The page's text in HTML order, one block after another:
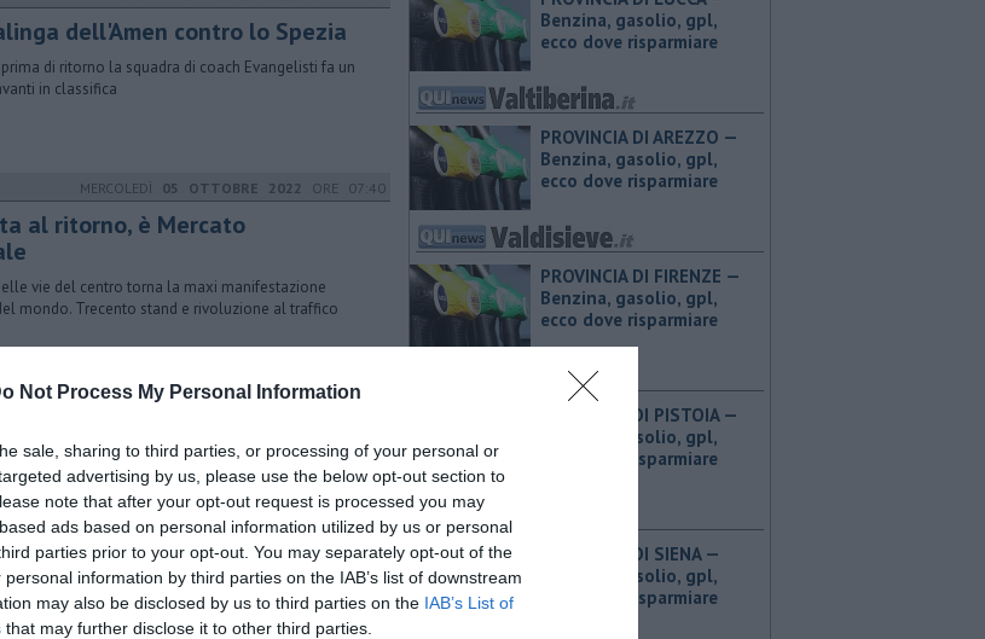
Not Process My Personal Information
sale, sharing to third parties, or processing of your personal or
advertising by us, please use the below opt-out section to
note that after your opt-out request is processed you may
ads based on personal information utilized by us or personal
parties prior to your opt-out. You may separately opt-out of the
information by third parties on the IAB’s list of downstream
may also be disclosed by us to third parties on the IAB’s List of
that may further disclose it to other third parties.
dell'Amen contro lo Spezia
di ritorno la squadra di coach Evangelisti fa un
in classifica
MERCOLEDÌ 05 OTTOBRE 2022 ORE 07:40
al ritorno, è Mercato
vie del centro torna la maxi manifestazione
mondo. Trecento stand e rivoluzione al traffico
MERCOLEDÌ 26 OTTOBRE 2022 ORE 18:45
a Settembre con indice di affidabilità tale da
anche nelle altre la situazione non brilla
MERCOLEDÌ22 MAGGIO 2024ORE 09:00
approda ai Campionati Italiani
Benzina, gasolio, gpl,
ecco dove risparmiare
PROVINCIA DI AREZZO — ​
Benzina, gasolio, gpl,
ecco dove risparmiare
PROVINCIA DI FIRENZE — ​
Benzina, gasolio, gpl,
ecco dove risparmiare
PROVINCIA DI PISTOIA — ​
Benzina, gasolio, gpl,
ecco dove risparmiare
PROVINCIA DI SIENA — ​
Benzina, gasolio, gpl,
ecco dove risparmiare